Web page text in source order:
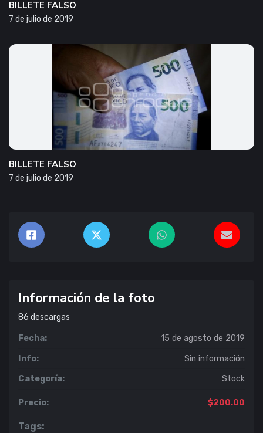
BILLETE FALSO
7 de julio de 2019
BILLETE FALSO
7 de julio de 2019
Información de la foto
86 descargas
Fecha: 15 de agosto de 2019
Info: Sin información
Categoría: Stock
Precio: $200.00
Tags: